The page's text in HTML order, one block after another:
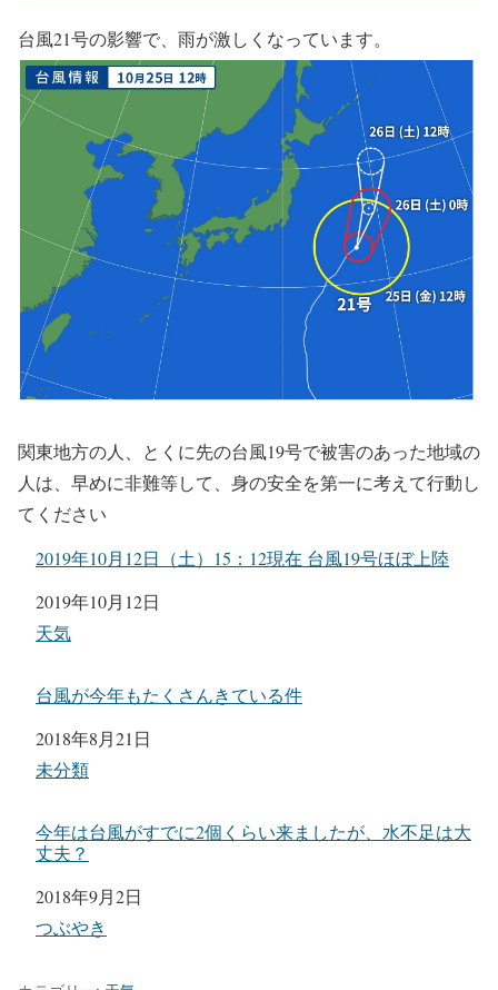
台風21号の影響で、雨が激しくなっています。
関東地方の人、とくに先の台風19号で被害のあった地域の
人は、早めに非難等して、身の安全を第一に考えて行動し
てください
2019年10月12日（土）15：12現在 台風19号ほぼ上陸
日付
2019年10月12日
関連理由
天気
台風が今年もたくさんきている件
日付
2018年8月21日
関連理由
未分類
今年は台風がすでに2個くらい来ましたが、水不足は大
丈夫？
日付
2018年9月2日
関連理由
つぶやき